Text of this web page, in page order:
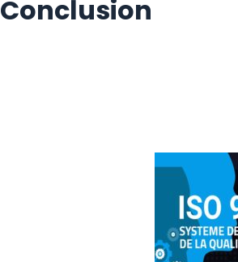
Conclusion